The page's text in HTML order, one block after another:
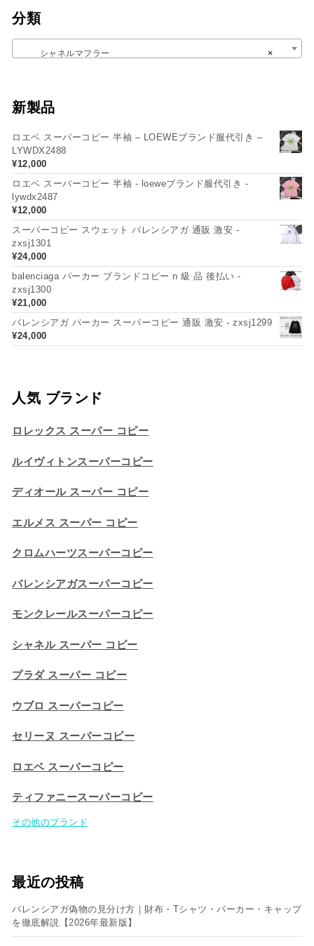
分類
×
シャネルマフラー
新製品
ロエベ スーパーコピー 半袖 – LOEWEブランド服代引き –
LYWDX2488
¥12,000
ロエベ スーパーコピー 半袖 - loeweブランド服代引き -
lywdx2487
¥12,000
スーパーコピー スウェット バレンシアガ 通販 激安 -
zxsj1301
¥24,000
balenciaga パーカー ブランドコピー n 級 品 後払い -
zxsj1300
¥21,000
バレンシアガ パーカー スーパーコピー 通販 激安 - zxsj1299
¥24,000
人気 ブランド
ロレックス スーパー コピー
ルイヴィトンスーパーコピー
ディオール スーパー コピー
エルメス スーパー コピー
クロムハーツスーパーコピー
バレンシアガスーパーコピー
モンクレールスーパーコピー
シャネル スーパー コピー
プラダ スーパー コピー
ウブロ スーパーコピー
セリーヌ スーパーコピー​
ロエベ スーパーコピー
ティファニースーパーコピー
その他のブランド
最近の投稿
バレンシアガ偽物の見分け方｜財布・Tシャツ・パーカー・キャップ
を徹底解説【2026年最新版】